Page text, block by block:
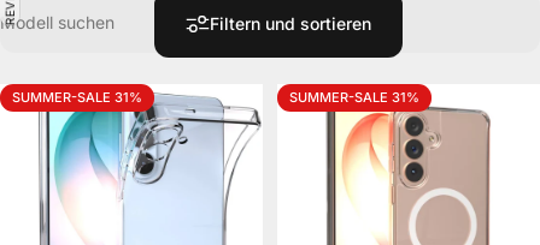
Filtern und sortieren
SUMMER-SALE 31% SUMMER-SALE 31%